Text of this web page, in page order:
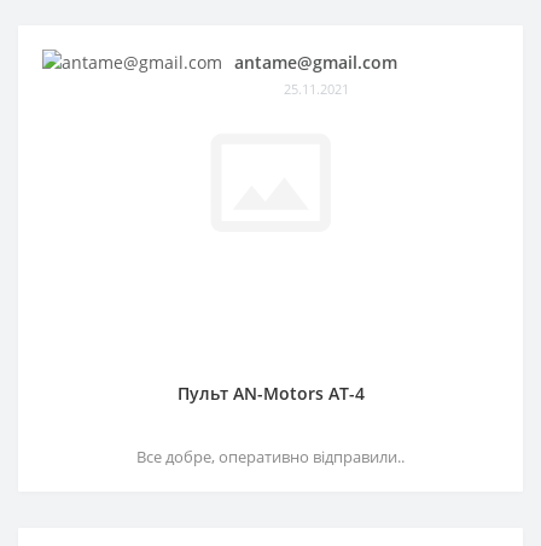
antame@gmail.com
25.11.2021
Пульт AN-Motors AT-4
Все добре, оперативно відправили..